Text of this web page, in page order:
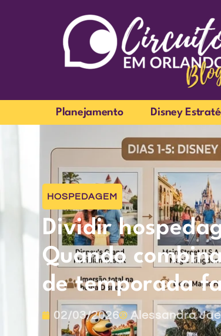
Planejamento Disney
HOSPEDAGEM
Dividir
Quando
de temporada
02/03/2026 Alessandra